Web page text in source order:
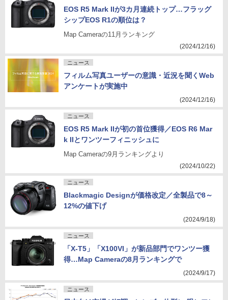
EOS R5 Mark IIが3カ月連続トップ…フラッグ
シップEOS R1の順位は？
Map Cameraの11月ランキング
(2024/12/16)
ニュース
フィルム写真ユーザーの意識・近況を聞くWeb
アンケートが実施中
(2024/12/16)
ニュース
EOS R5 Mark IIが初の首位獲得／EOS R6 Mar
k IIとワンツーフィニッシュに
Map Cameraの9月ランキングより
(2024/10/22)
ニュース
Blackmagic Designが価格改定／全製品で8～
12%の値下げ
(2024/9/18)
ニュース
「X-T5」「X100VI」が新品部門でワンツー獲
得…Map Cameraの8月ランキングで
(2024/9/17)
ニュース